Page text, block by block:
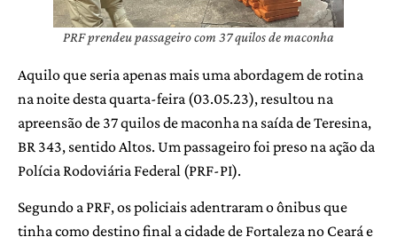
PRF prendeu passageiro com 37 quilos de maconha
Aquilo que seria apenas mais uma abordagem de rotina
na noite desta quarta-feira (03.05.23), resultou na
apreensão de 37 quilos de maconha na saída de Teresina,
BR 343, sentido Altos. Um passageiro foi preso na ação da
Polícia Rodoviária Federal (PRF-PI).
Segundo a PRF, os policiais adentraram o ônibus que
tinha como destino final a cidade de Fortaleza no Ceará e